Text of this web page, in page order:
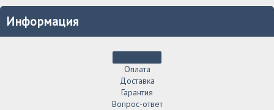
Информация
Оплата
Доставка
Гарантия
Вопрос-ответ